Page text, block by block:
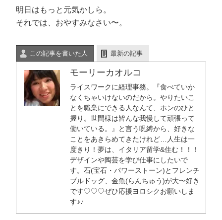
明日はもっと元気かしら。
それでは、おやすみなさい〜。
この記事を書いた人 最新の記事
モーリーカオルコ
ライスワークに経理事務。『食べていか
なくちゃいけないのだから。やりたいこ
とを職業にできる人なんて、ホンのひと
握り。世間様は皆んな我慢して頑張って
働いている。』と言う呪縛から、好きな
ことをあきらめてきたけれど…人生は一
度きり！夢は、イタリア留学&住む！！！
デザインや陶芸を学び仕事にしたいで
す。石(宝石・パワーストーン)とフレンチ
ブルドッグ、金魚(らんちゅう)が大〜好き
です♡♡♡ぜひ応援ヨロシクお願いしま
す♪♪